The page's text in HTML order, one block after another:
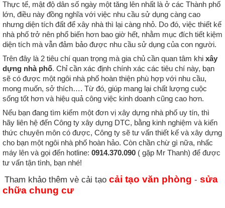
Thực tế, mật độ dân số ngày một tăng lên nhất là ở các Thành phố
lớn, điều này đồng nghĩa với việc nhu cầu sử dụng càng cao
nhưng diện tích đất để xây nhà thì lại càng nhỏ. Do đó, việc thiết kế
nhà phố trở nên phổ biến hơn bao giờ hết, nhằm mục đích tiết kiệm
diện tích mà vẫn đảm bảo được nhu cầu sử dụng của con người.
Trên đây là 2 tiêu chí quan trọng mà gia chủ cần quan tâm khi xây
dựng nhà phố. Chỉ cần xác định chính xác các tiêu chí này, bạn
sẽ có được một ngôi nhà phố hoàn thiện phù hợp với nhu cầu,
mong muốn, sở thích…. Từ đó, giúp mang lại chất lượng cuộc
sống tốt hơn và hiệu quả công việc kinh doanh cũng cao hơn.
Nếu bạn đang tìm kiếm một đơn vị xây dựng nhà phố uy tín, thì
hãy liên hệ đến Công ty xây dựng DTC, bằng kinh nghiệm và kiến
thức chuyên môn có được, Công ty sẽ tư vấn thiết kế và xây dựng
cho bạn một ngôi nhà phố hoàn hảo. Còn chần chừ gì nữa, nhấc
máy lên và gọi đến hotline: 0914.370.090 ( gặp Mr Thanh) để được
tư vấn tận tình, bạn nhé!
Tham khảo thêm vè cải tạo cải tạo văn phòng - sửa
chữa chung cư